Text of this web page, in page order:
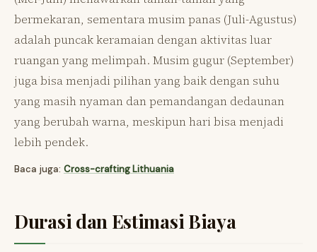
bermekaran, sementara musim panas (Juli-Agustus)
adalah puncak keramaian dengan aktivitas luar
ruangan yang melimpah. Musim gugur (September)
juga bisa menjadi pilihan yang baik dengan suhu
yang masih nyaman dan pemandangan dedaunan
yang berubah warna, meskipun hari bisa menjadi
lebih pendek.
Baca juga: Cross-crafting Lithuania
Durasi dan Estimasi Biaya